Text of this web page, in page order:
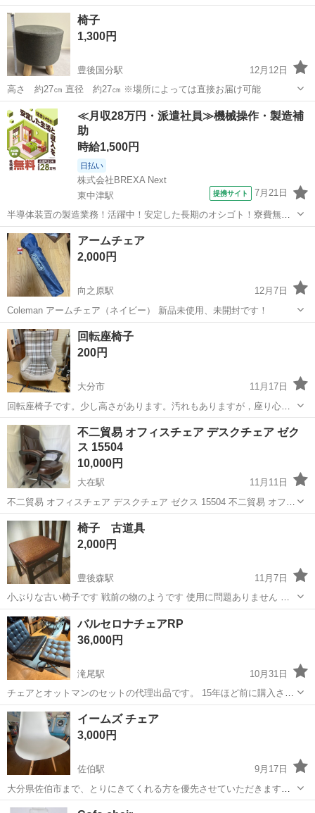
物ですので部分的な劣化が見られます。 神経質な方の購入はご遠慮く
ださい。
大分 大分市 賀来駅
椅子
1,300円
豊後国分駅
12月12日
高さ 約27㎝ 直径 約27㎝ ※場所によっては直接お届け可能
大分 大分市 豊後国分駅 椅子 届け
≪月収28万円・派遣社員≫機械操作・製造補
助
時給1,500円
日払い
株式会社BREXA Next
東中津駅
提携サイト 7月21日
半導体装置の製造業務！活躍中！安定した長期のオシゴト！寮費無料
★赴任旅費会社負担◎20代～40代の男性活躍中★未経験活躍中！高時
給1,500円！《大分県中津市》 人気の工場のお仕事 ◇半導体装置内部
のシート製造◇ ＊クリー...
大分 中津市
アームチェア
2,000円
向之原駅
12月7日
Coleman アームチェア（ネイビー） 新品未使用、未開封です！
大分 大分市 向之原駅
回転座椅子
200円
大分市
11月17日
回転座椅子です。少し高さがあります。汚れもありますが，座り心地
は良いです、気にならない方いかがですか？
大分 大分市 椅子
不二貿易 オフィスチェア デスクチェア ゼク
ス 15504
10,000円
大在駅
11月11日
不二貿易 オフィスチェア デスクチェア ゼクス 15504 不二貿易 オフィ
スチェア デスクチェア 幅69.5×奥行63×高さ105~113cm ブラウン オッ
トマン付き 無段階リクライニング 昇降式 合皮 ゼクス 1...
大分 大分市 大在駅 椅子
椅子 古道具
2,000円
豊後森駅
11月7日
小ぶりな古い椅子です 戦前の物のようです 使用に問題ありません 購
入したときから座面裏にテープが貼られています
大分 中津市 豊後森駅
バルセロナチェアRP
36,000円
滝尾駅
10月31日
チェアとオットマンのセットの代理出品です。 15年ほど前に購入され
たもので、年式は立っていますので、皮に痛み感はあります。購入
時、20万円ちょっとの価格だったとのこと。大きめの家具ですので郵
送対応は難しいです。取りに来ていた...
大分 大分市 滝尾駅
イームズ チェア
3,000円
佐伯駅
9月17日
大分県佐伯市まで、とりにきてくれる方を優先させていただきます。
よろしくおねがいします。 同じものが2脚あります。 まとめてご購入
大分 佐伯市